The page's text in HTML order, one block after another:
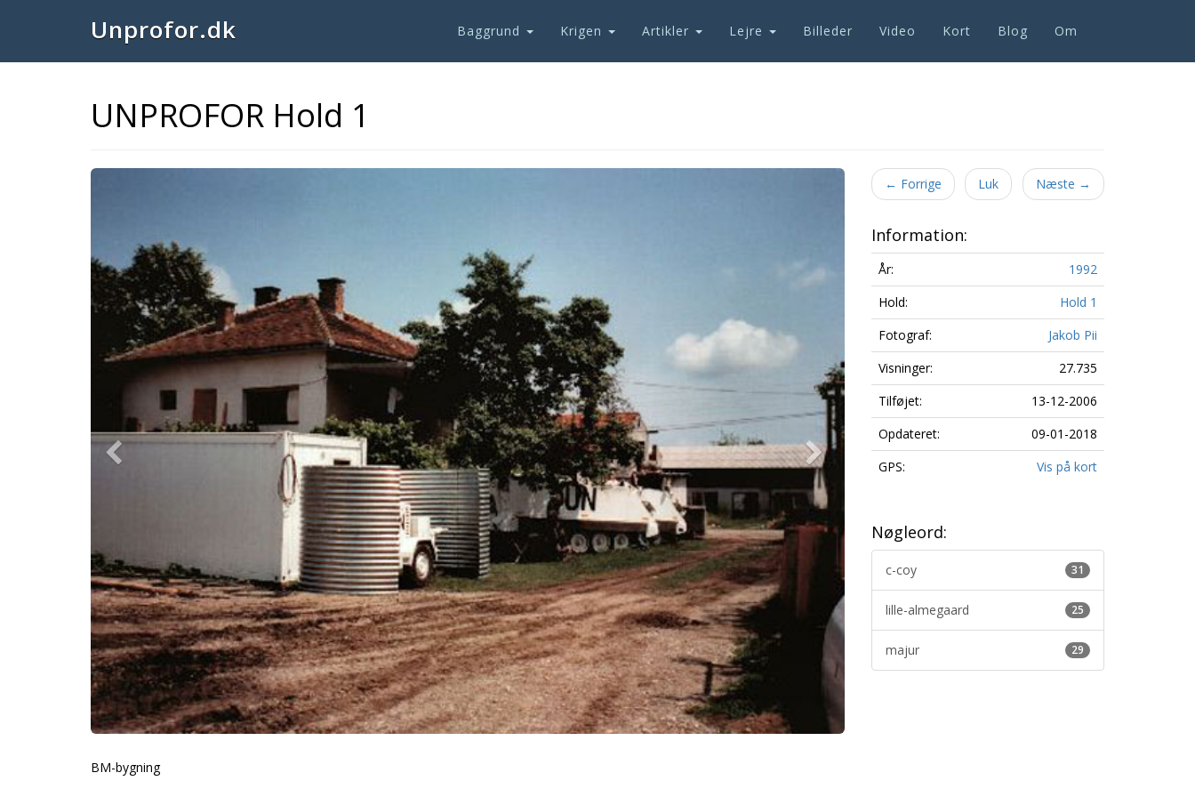
Unprofor.dk Baggrund Krigen Artikler Lejre Billeder Video Kort Blog Om
UNPROFOR Hold 1
Previous
BM-bygning
← Forrige Luk Næste →
Information:
År:
1992
Hold:
Hold 1
Fotograf:
Jakob Pii
Visninger:
27.735
Tilføjet:
13-12-2006
Opdateret:
09-01-2018
GPS:
Vis på kort
Nøgleord:
31
c-coy
25
lille-almegaard
29
majur